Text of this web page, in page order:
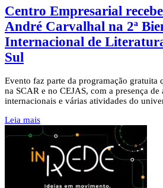
Centro Empresarial
André Carvalhal na 2ª
Internacional de
Sul
Evento faz parte da programação gratuita
na SCAR e no CEJAS, com a presença de
internacionais e várias atividades do
Leia mais